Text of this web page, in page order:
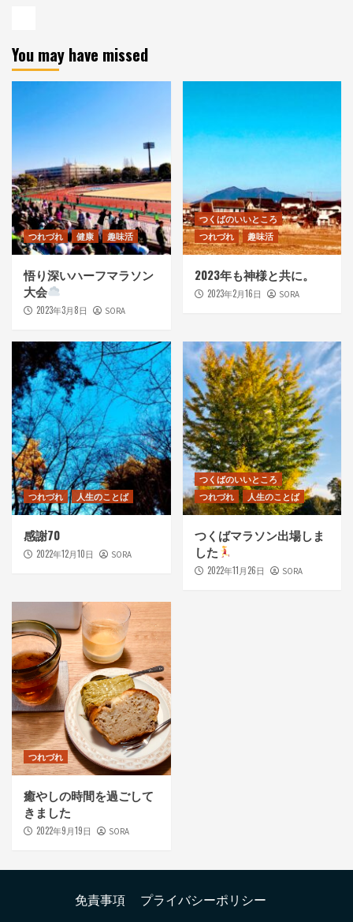
You may have missed
つれづれ 健康 趣味活
悟り深いハーフマラソン
大会
2023年3月8日 SORA
つくばのいいところ
つれづれ
趣味活
2023年も神様と共に。
2023年2月16日 SORA
つれづれ 人生のことば
感謝70
2022年12月10日 SORA
つくばのいいところ
つれづれ
人生のことば
つくばマラソン出場しま
した
2022年11月26日 SORA
つれづれ
癒やしの時間を過ごして
きました
2022年9月19日 SORA
免責事項 プライバシーポリシー